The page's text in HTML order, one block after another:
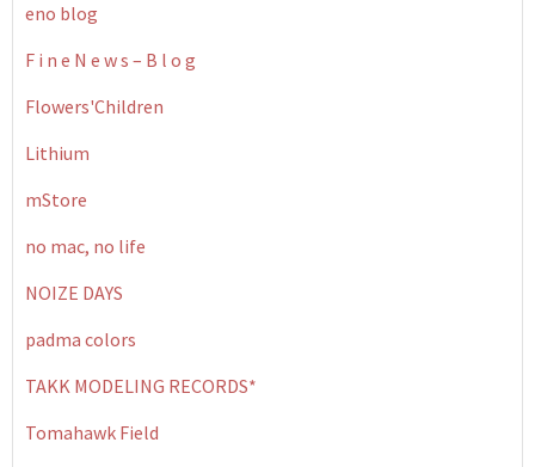
eno blog
F i n e N e w s – B l o g
Flowers'Children
Lithium
mStore
no mac, no life
NOIZE DAYS
padma colors
TAKK MODELING RECORDS*
Tomahawk Field